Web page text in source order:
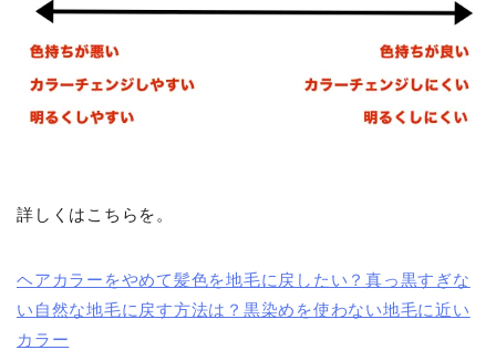
詳しくはこちらを。
ヘアカラーをやめて髪色を地毛に戻したい？真っ黒すぎな
い自然な地毛に戻す方法は？黒染めを使わない地毛に近い
カラー